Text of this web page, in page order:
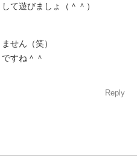
て遊びましょ（＾＾）
せん（笑）
すね＾＾
Reply